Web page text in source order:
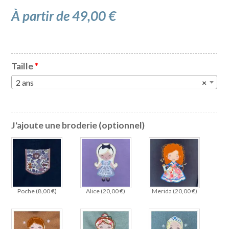
À partir de49,00€
Taille*
×
2 ans
J'ajoute une broderie (optionnel)
Poche (8,00€) Alice (20,00€) Merida (20,00€)